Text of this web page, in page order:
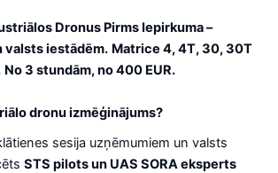
Dronus Pirms Iepirkuma –
valsts iestādēm. Matrice 4, 4T, 30, 30T
No 3 stundām, no 400 EUR.
dronu izmēģinājums?
sesija uzņēmumiem un valsts
STS pilots un UAS SORA eksperts